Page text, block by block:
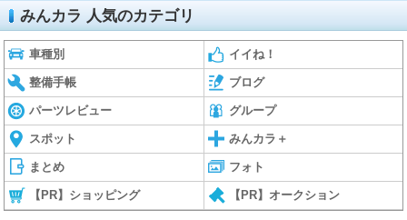
みんカラ 人気のカテゴリ
車種別 イイね！
整備手帳 ブログ
パーツレビュー グループ
スポット みんカラ＋
まとめ フォト
【PR】ショッピング 【PR】オークション